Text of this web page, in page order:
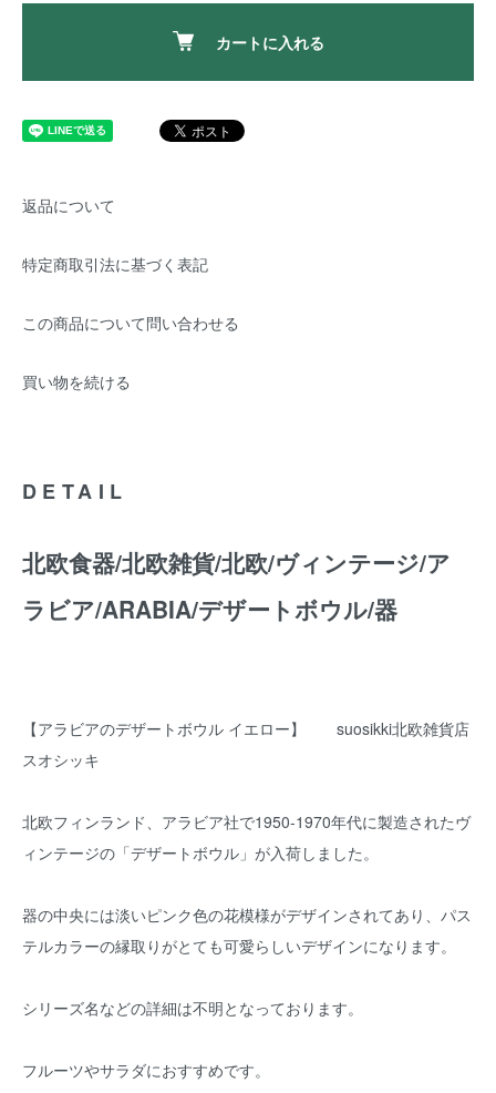
カートに入れる
返品について
特定商取引法に基づく表記
この商品について問い合わせる
買い物を続ける
DETAIL
北欧食器/北欧雑貨/北欧/ヴィンテージ/ア
ラビア/ARABIA/デザートボウル/器
【アラビアのデザートボウル イエロー】 suosikki北欧雑貨店
スオシッキ
北欧フィンランド、アラビア社で1950-1970年代に製造されたヴ
ィンテージの「デザートボウル」が入荷しました。
器の中央には淡いピンク色の花模様がデザインされてあり、パス
テルカラーの縁取りがとても可愛らしいデザインになります。
シリーズ名などの詳細は不明となっております。
フルーツやサラダにおすすめです。